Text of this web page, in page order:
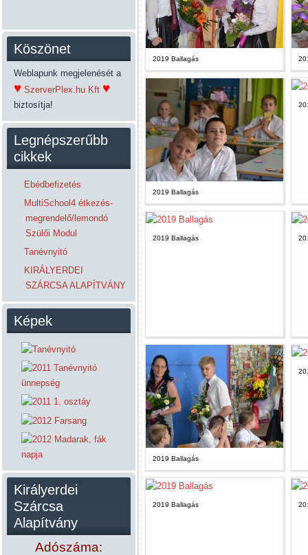
Köszönet
Weblapunk megjelenését a
♥ SzerverPlex.hu Kft ♥
biztosítja!
Legnépszerűbb
cikkek
Ebédbefizetés
MultiSchool4 étkezés-
megrendelő/lemondó
Szülői Modul
Tanévnyitó
KIRÁLYERDEI
SZÁRCSA ALAPÍTVÁNY
Képek
Királyerdei
Szárcsa
Alapítvány
Adószáma:
2019 Ballagás
2019 Ballagás
2019 Ballagás
2019 Ballagás
2019 Ballagás